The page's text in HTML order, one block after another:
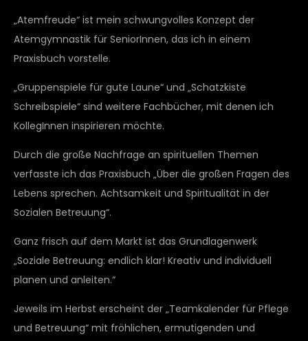
„Atemfreude“ ist mein schwungvolles Konzept der
Atemgymnastik für SeniorInnen, das ich in einem
Praxisbuch vorstelle.
„Gruppenspiele für gute Laune“ und „Schatzkiste
Schreibspiele“ sind weitere Fachbücher, mit denen ich
KollegInnen inspirieren möchte.
Durch die große Nachfrage an spirituellen Themen
verfasste ich das Praxisbuch „Über die großen Fragen des
Lebens sprechen. Achtsamkeit und Spiritualität in der
Sozialen Betreuung“.
Ganz frisch auf dem Markt ist das Grundlagenwerk
„Soziale Betreuung: endlich klar! Kreativ und individuell
planen und anleiten.“
Jeweils im Herbst erscheint der „Teamkalender für Pflege
und Betreuung“ mit fröhlichen, ermutigenden und